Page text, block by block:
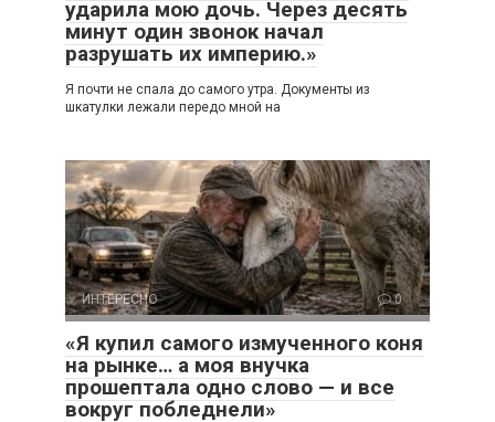
ударила мою дочь. Через десять
минут один звонок начал
разрушать их империю.»
Я почти не спала до самого утра. Документы из
шкатулки лежали передо мной на
ИНТЕРЕСНО 0
«Я купил самого измученного коня
на рынке… а моя внучка
прошептала одно слово — и все
вокруг побледнели»